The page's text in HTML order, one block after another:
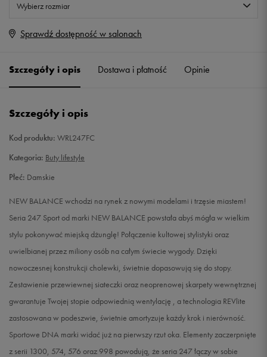
Wybierz rozmiar
Rozmiary EU
37,5 24 cm
39 25 cm Powiadom o dostępności
40 25,5 cm
Powiadom o dostępności
41 26,5 cm Powiadom o dostępności
Sprawdź dostępność w salonach
Szczegóły i opis Dostawa i płatność Opinie
Szczegóły i opis
Kod produktu: WRL247FC
Kategoria: Buty lifestyle
Płeć: Damskie
NEW BALANCE wchodzi na rynek z nowymi modelami i trzęsie miastem!
Seria 247 Sport od marki NEW BALANCE powstała abyś mógła w wielkim
stylu pokonywać miejską dżunglę! Połączenie kultowej stylistyki oraz
uwielbianej przez miliony osób na całym świecie wygody. Dzięki
nowoczesnej konstrukcji cholewki, świetnie dopasowują się do stopy.
Zestawienie przewiewnej siateczki oraz neoprenowej skarpety wewnętrznej
gwarantuje Twojej stopie odpowiednią wentylację , a technologia REVlite
zastosowana w podeszwie, świetnie amortyzuje każdy krok i nierówność.
Sportowe DNA marki widać już na pierwszy rzut oka. Elementy zaczerpnięte
z serii 1300, 574, 576 oraz 998 powodują, że seria 247 łączy w sobie